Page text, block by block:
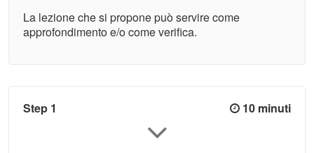
La lezione che si propone può servire come
approfondimento e/o come verifica.
Step 1 10 minuti